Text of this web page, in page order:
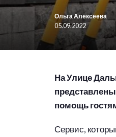
Ольга Алексеева
05.09.2022
На Улице
помощь
Сервис,